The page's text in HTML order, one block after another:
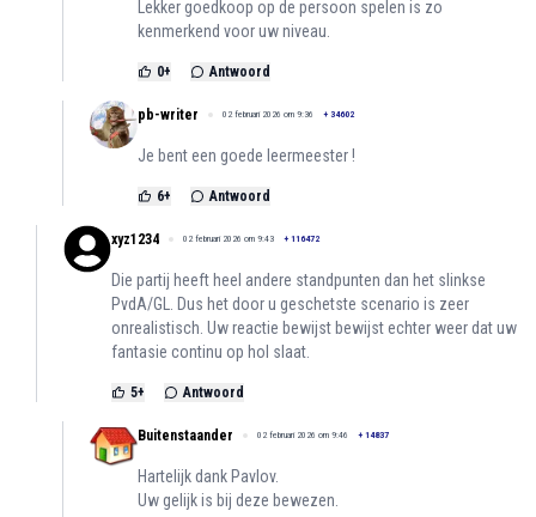
Lekker goedkoop op de persoon spelen is zo
kenmerkend voor uw niveau.
0+ Antwoord
pb-writer 02 februari 2026 om 9:36 + 34602
Je bent een goede leermeester !
6+ Antwoord
xyz1234 02 februari 2026 om 9:43 + 116472
Die partij heeft heel andere standpunten dan het slinkse
PvdA/GL. Dus het door u geschetste scenario is zeer
onrealistisch. Uw reactie bewijst bewijst echter weer dat uw
fantasie continu op hol slaat.
5+ Antwoord
Buitenstaander 02 februari 2026 om 9:46 + 14837
Hartelijk dank Pavlov.
Uw gelijk is bij deze bewezen.